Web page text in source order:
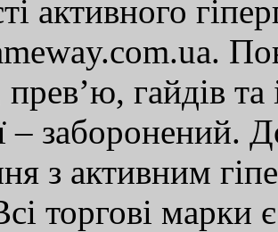
активного
прев’ю, гайдів
– заборонений.
з активним
торгові марки